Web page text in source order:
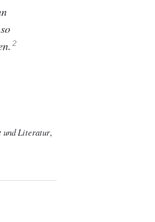
2
und Literatur,